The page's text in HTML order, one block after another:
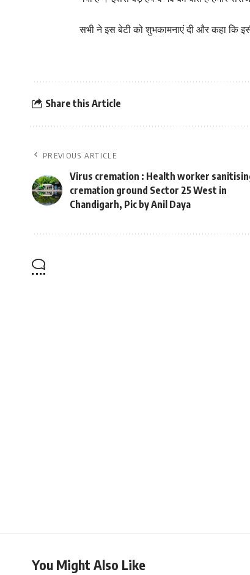
सभी ने इस बेटी को शुभकामनाएं दी और कहा कि
Share this Article
PREVIOUS ARTICLE
Virus cremation : Health worker
cremation ground Sector 25 West in
Chandigarh, Pic by Anil Daya
You Might Also Like